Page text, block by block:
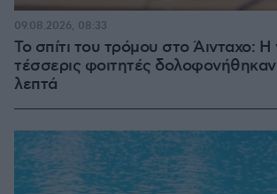
Το σπίτι του τρόμου στο Άινταχο:
τέσσερις φοιτητές
λεπτά
09.08.2026, 08:33